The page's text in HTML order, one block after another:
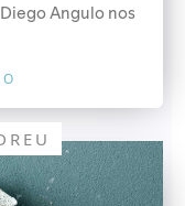
Angulo nos